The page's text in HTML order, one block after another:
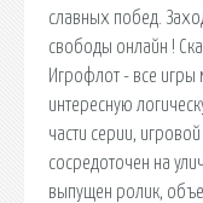
славных побед.
свободы онлайн !
Игрофлот - все
интересную
части серии,
сосредоточен на
выпущен ролик,